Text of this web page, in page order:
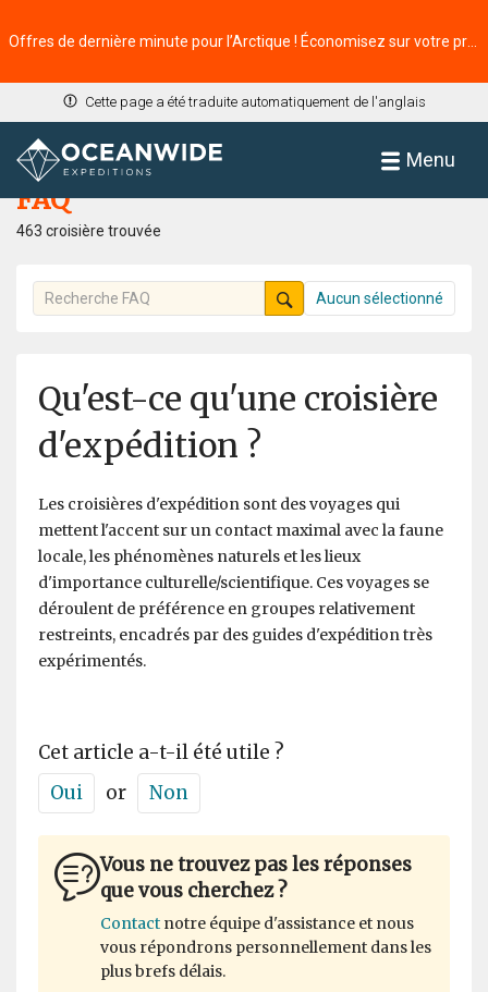
Cette page a été traduite automatiquement de l'anglais
Menu
Accueil
FAQ
463 croisière trouvée
Aucun sélectionné
Qu'est-ce qu'une croisière
d'expédition ?
Les croisières d'expédition sont des voyages qui
mettent l'accent sur un contact maximal avec la faune
locale, les phénomènes naturels et les lieux
d'importance culturelle/scientifique. Ces voyages se
déroulent de préférence en groupes relativement
restreints, encadrés par des guides d'expédition très
expérimentés.
Cet article a-t-il été utile ?
Oui
or Non
Vous ne trouvez pas les réponses
que vous cherchez ?
Contact notre équipe d'assistance et nous
vous répondrons personnellement dans les
plus brefs délais.